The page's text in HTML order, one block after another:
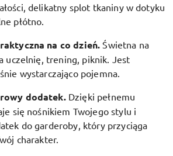
delikatny splot tkaniny w dotyku
płótno.
na co dzień. Świetna na
uczelnię, trening, piknik. Jest
wystarczająco pojemna.
dodatek. Dzięki pełnemu
się nośnikiem Twojego stylu i
do garderoby, który przyciąga
charakter.